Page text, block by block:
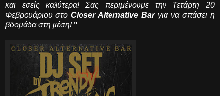
και εσείς καλύτερα! Σας περιμένουμε την Τετάρτη 20
Φεβρουάριου στοCloser Alternative Barγια να σπάσει η
βδομάδα στη μέση! "